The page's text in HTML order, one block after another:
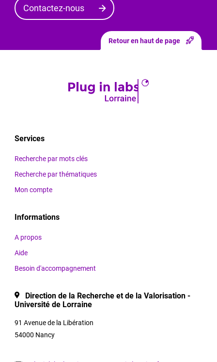
demande
».
d’abord
par
l’équipe
Plug in labs Université
d’apparaître
sur
plateforme.
Thématiques
Contactez-nous
Services
Recherche par mots clés
Recherche par thématiques
Mon compte
Informations
A propos
Aide
Besoin d'accompagnement
Direction de la Recherche et de la Valorisation -
Université de Lorraine
91 Avenue de la Libération
54000 Nancy
Retour en haut de page